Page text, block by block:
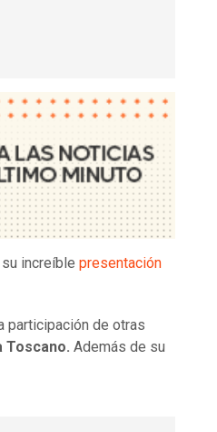
increíble presentación
participación de otras
Toscano. Además de su